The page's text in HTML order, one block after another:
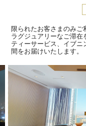
限られたお客さまのみ
ラグジュアリーなご滞在
ティーサービス、イブ
間をお届けいたします。